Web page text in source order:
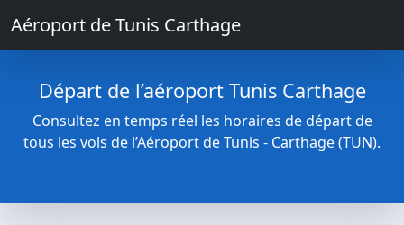
Aéroport de Tunis Carthage
Départ de l’aéroport Tunis Carthage
Consultez en temps réel les horaires de départ de
tous les vols de l’Aéroport de Tunis - Carthage (TUN).